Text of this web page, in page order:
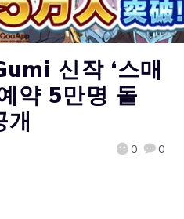
신작 ‘스매
약 5만명 돌
개
0 0